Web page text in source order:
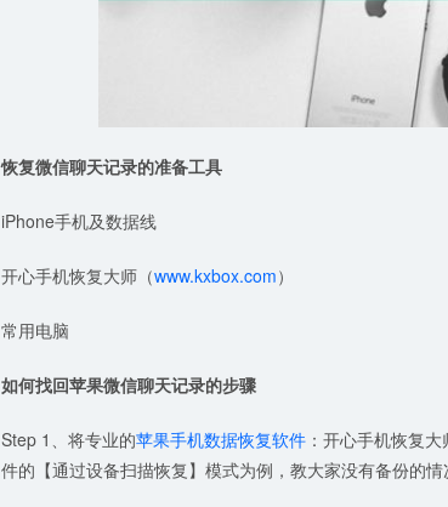
恢复微信聊天记录的准备工具
iPhone手机及数据线
开心手机恢复大师（www.kxbox.com）
常用电脑
如何找回苹果微信聊天记录的步骤
Step 1、将专业的苹果手机数据恢复软件 ：开心手机恢复
件的【通过设备扫描恢复】模式为例，教大家没有备份的情